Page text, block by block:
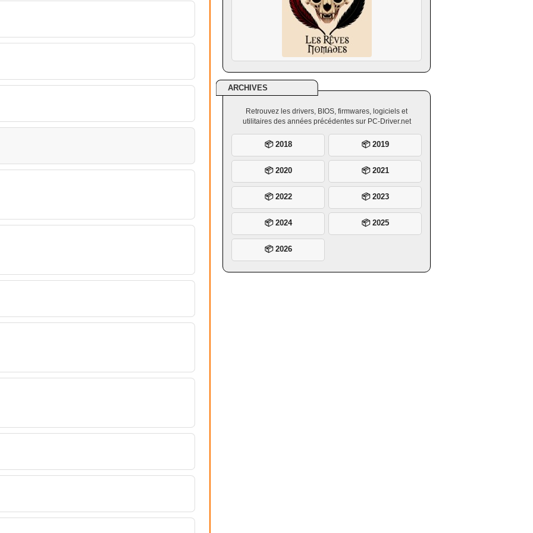
ARCHIVES
Retrouvez les drivers, BIOS, firmwares, logiciels et
utilitaires des années précédentes sur PC-Driver.net
📦 2018 📦 2019
📦 2020 📦 2021
📦 2022 📦 2023
📦 2024 📦 2025
📦 2026